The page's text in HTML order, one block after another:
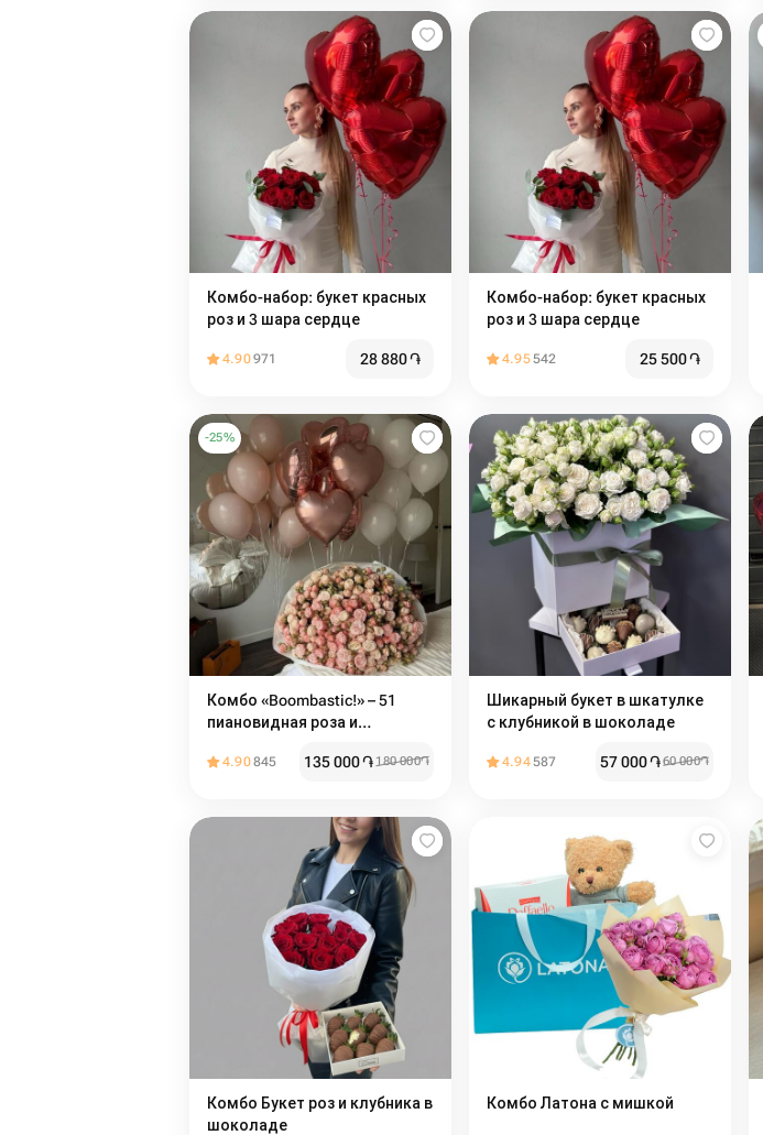
Комбо-набор: букет красных
роз и 3 шара сердце
4.90971 28 880֏
Комбо-набор: букет красных
роз и 3 шара сердце
4.95542 25 500֏
-25%
Комбо «Boombastic!» – 51
пиановидная роза и
4.90845 135 000֏ 180 000֏
Шикарный букет в шкатулке
с клубникой в шоколаде
4.94587 57 000֏60 000֏
Комбо Букет роз и клубника в
шоколаде
Комбо Латона с мишкой